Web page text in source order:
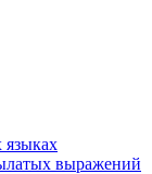
выражений